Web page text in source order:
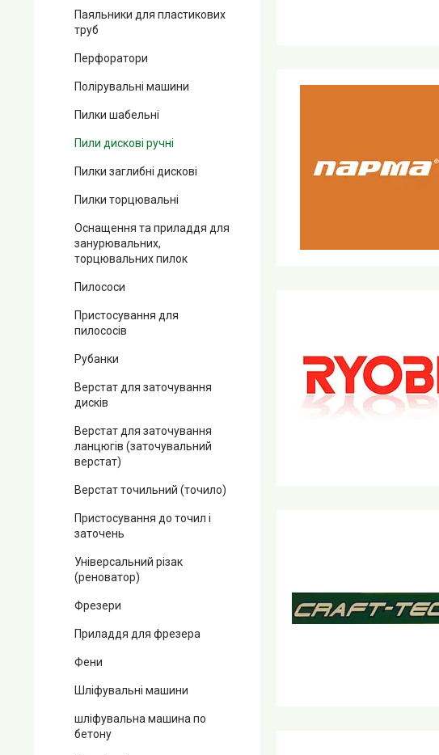
Паяльники для пластикових
труб
Перфоратори
Полірувальні машини
Пилки шабельні
Пили дискові ручні
Пилки заглибні дискові
Пилки торцювальні
Оснащення та приладдя для
занурювальних,
торцювальних пилок
Пилососи
Пристосування для
пилососів
Рубанки
Верстат для заточування
дисків
Верстат для заточування
ланцюгів (заточувальний
верстат)
Верстат точильний (точило)
Пристосування до точил і
заточень
Універсальний різак
(реноватор)
Фрезери
Приладдя для фрезера
Фени
Шліфувальні машини
шліфувальна машина по
бетону